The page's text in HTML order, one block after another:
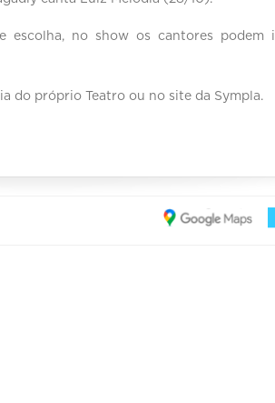
escolha, no show os cantores podem
do próprio Teatro ou no site da Sympla.